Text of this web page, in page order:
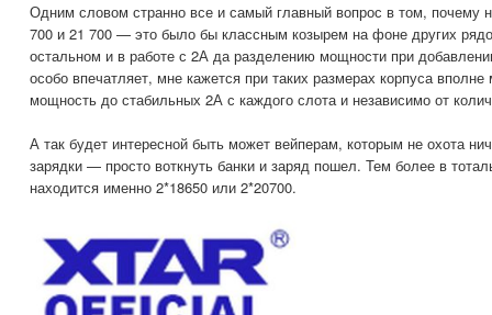
Одним словом странно все и самый главный вопрос в том, почему
700 и 21 700 — это было бы классным козырем на фоне других
остальном и в работе с 2А да разделению мощности при
особо впечатляет, мне кажется при таких размерах корпуса
мощность до стабильных 2А с каждого слота и независимо от
А так будет интересной быть может вейперам, которым не охота
зарядки — просто воткнуть банки и заряд пошел. Тем более в
находится именно 2*18650 или 2*20700.